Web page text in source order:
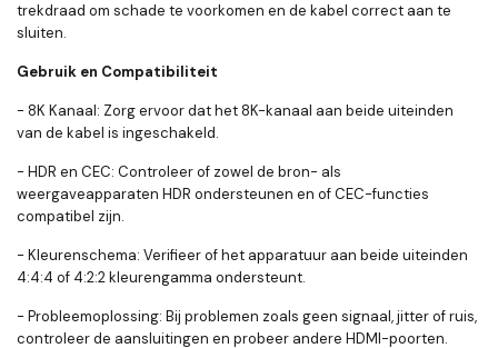
trekdraad om schade te voorkomen en de kabel correct aan te
sluiten.
Gebruik en Compatibiliteit
- 8K Kanaal: Zorg ervoor dat het 8K-kanaal aan beide uiteinden
van de kabel is ingeschakeld.
- HDR en CEC: Controleer of zowel de bron- als
weergaveapparaten HDR ondersteunen en of CEC-functies
compatibel zijn.
- Kleurenschema: Verifieer of het apparatuur aan beide uiteinden
4:4:4 of 4:2:2 kleurengamma ondersteunt.
- Probleemoplossing: Bij problemen zoals geen signaal, jitter of ruis,
controleer de aansluitingen en probeer andere HDMI-poorten.